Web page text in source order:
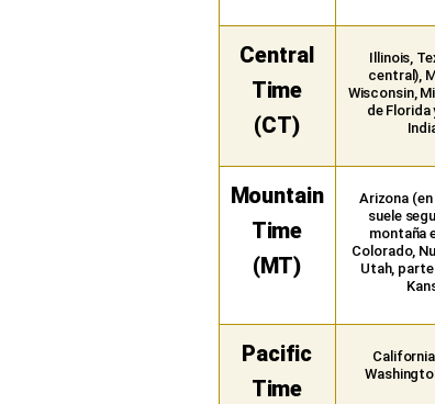
Central
Time
(CT)
Illinois,
central),
Wisconsin,
de Florida
Mountain
Time
(MT)
Arizona
suele
montaña
Colorado,
Utah,
Pacific
Time